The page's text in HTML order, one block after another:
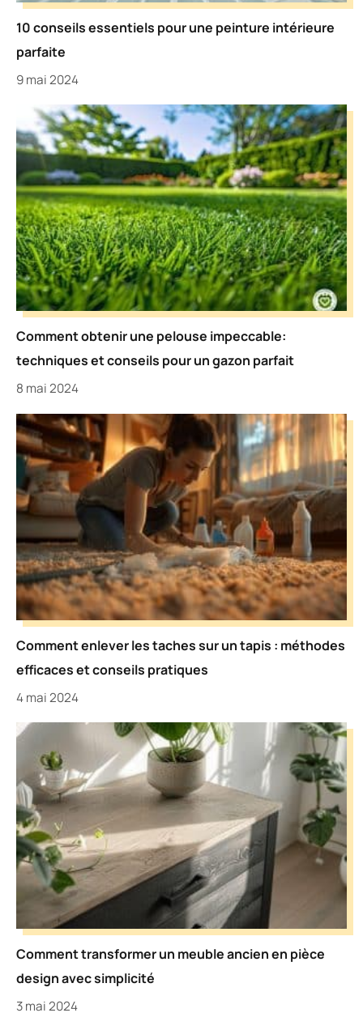
10 conseils essentiels pour une peinture intérieure
parfaite
9 mai 2024
Comment obtenir une pelouse impeccable:
techniques et conseils pour un gazon parfait
8 mai 2024
Comment enlever les taches sur un tapis : méthodes
efficaces et conseils pratiques
4 mai 2024
Comment transformer un meuble ancien en pièce
design avec simplicité
3 mai 2024